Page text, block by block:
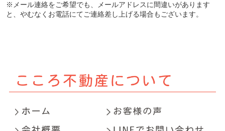
※メール連絡をご希望でも、メールアドレスに間違いがあります
と、やむなくお電話にてご連絡差し上げる場合もございます。